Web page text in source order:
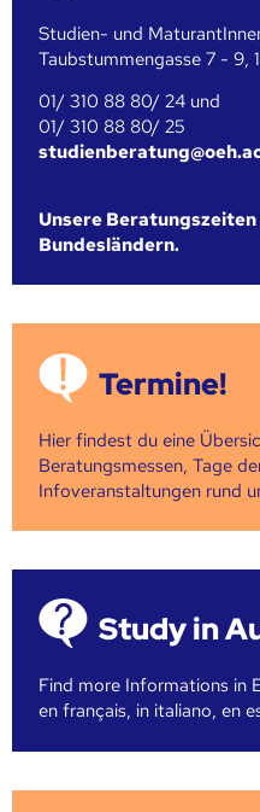
Studien- und
Taubstummengasse 7 - 9,
01/ 310 88 80/ 24 und
01/ 310 88 80/ 25
Unsere
Bundesländern.
Termine!
Hier findest du eine
Beratungsmessen, Tage
Infoveranstaltungen rund
Study in
Find more Informations in
en français, in italiano, en